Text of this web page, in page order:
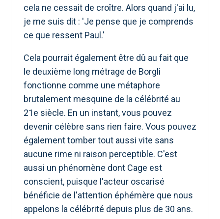
cela ne cessait de croître. Alors quand j'ai lu,
je me suis dit : 'Je pense que je comprends
ce que ressent Paul.'
Cela pourrait également être dû au fait que
le deuxième long métrage de Borgli
fonctionne comme une métaphore
brutalement mesquine de la célébrité au
21e siècle. En un instant, vous pouvez
devenir célèbre sans rien faire. Vous pouvez
également tomber tout aussi vite sans
aucune rime ni raison perceptible. C'est
aussi un phénomène dont Cage est
conscient, puisque l'acteur oscarisé
bénéficie de l'attention éphémère que nous
appelons la célébrité depuis plus de 30 ans.